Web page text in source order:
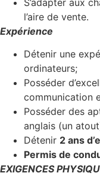
l’aire de vente.
Expérience
Détenir une
ordinateurs;
Posséder
communication
Posséder des
anglais (un
Détenir 2 ans
Permis de
EXIGENCES